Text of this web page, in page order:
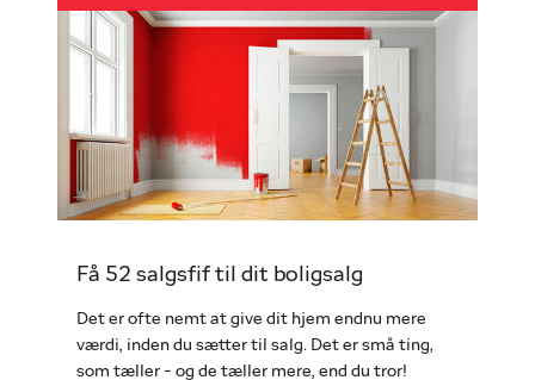
Få 52 salgsfif til dit boligsalg
Det er ofte nemt at give dit hjem endnu mere
værdi, inden du sætter til salg. Det er små ting,
som tæller - og de tæller mere, end du tror!